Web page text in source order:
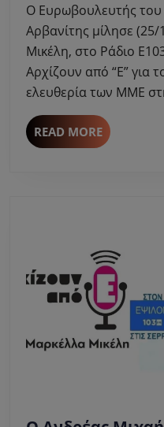
Ο Ευρωβουλευτής του #ΣΥΡΙΖΑ_ΠΣ Κώστας
Αρβανίτης μίλησε
Μικέλη, στο Ράδιο
Αρχίζουν από “Ε” για
ελευθερία των ΜΜΕ
READ MOREREAD
MORE